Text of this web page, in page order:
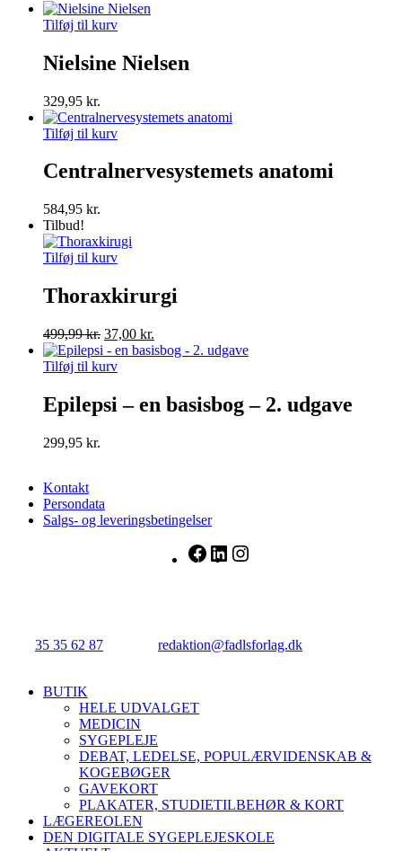
Tilføj til kurv
Nielsine Nielsen
329,95 kr.
Tilføj til kurv
Centralnervesystemets anatomi
584,95 kr.
Tilbud!
Tilføj til kurv
Thoraxkirurgi
499,99kr. Den
oprindelige
pris
499,99 kr..
37,00 kr.
aktuelle
37,00 kr..
Tilføj til kurv
Epilepsi – en basisbog – 2. udgave
299,95 kr.
Kontakt
Persondata
Salgs- og leveringsbetingelser
Facebook
LinkedIn
35 35 62 87 redaktion@fadlsforlag.dk
Close
BUTIK
HELE UDVALGET
MEDICIN
SYGEPLEJE
DEBAT, LEDELSE, POPULÆRVIDENSKAB &
KOGEBØGER
GAVEKORT
PLAKATER, STUDIETILBEHØR & KORT
LÆGEREOLEN
DEN DIGITALE SYGEPLEJESKOLE